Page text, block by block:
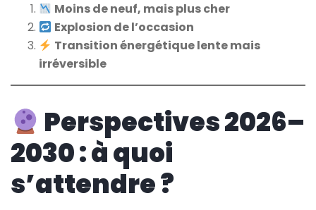
Moins de neuf, mais plus cher
Explosion de l’occasion
Transition énergétique lente mais
irréversible
Perspectives 2026–
2030 : à quoi
s’attendre ?